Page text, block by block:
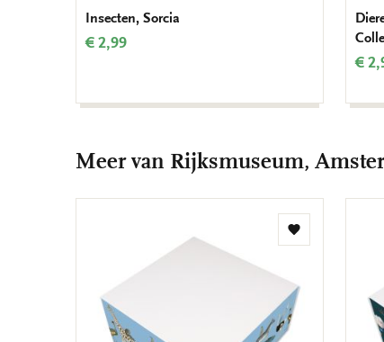
Insecten, Sorcia
€ 2,99
€
Meer van Rijksmuseum,
Toevoegen